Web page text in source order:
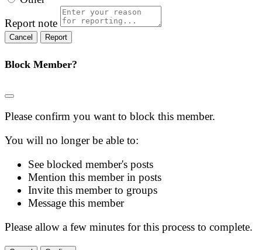
Report note
Report
Block Member?
Please confirm you want to block this member.
You will no longer be able to:
See blocked member's posts
Mention this member in posts
Invite this member to groups
Message this member
Please allow a few minutes for this process to complete.